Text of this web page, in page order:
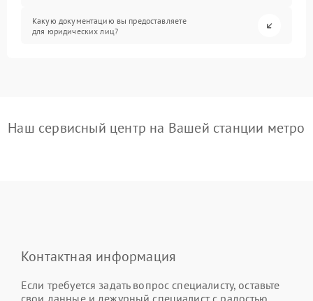
Какую документацию вы предоставляете
для юридических лиц?
Наш сервисный центр на Вашей станции метро
Контактная информация
Если требуется задать вопрос специалисту, оставьте
свои данные и дежурный специалист с радостью